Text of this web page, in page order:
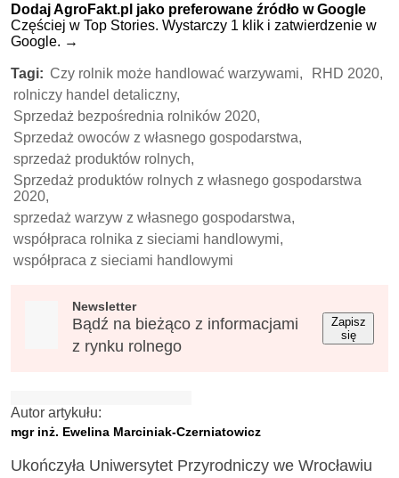
Dodaj AgroFakt.pl jako preferowane źródło w Google
Częściej w Top Stories. Wystarczy 1 klik i zatwierdzenie w
Google. →
Tagi: Czy rolnik może handlować warzywami,
RHD 2020,
rolniczy handel detaliczny,
Sprzedaż bezpośrednia rolników 2020,
Sprzedaż owoców z własnego gospodarstwa,
sprzedaż produktów rolnych,
Sprzedaż produktów rolnych z własnego gospodarstwa
2020,
sprzedaż warzyw z własnego gospodarstwa,
współpraca rolnika z sieciami handlowymi,
współpraca z sieciami handlowymi
Newsletter
Bądź na bieżąco z informacjami
z rynku rolnego
Zapisz
się
Autor artykułu:
mgr inż. Ewelina Marciniak-Czerniatowicz
Ukończyła Uniwersytet Przyrodniczy we Wrocławiu